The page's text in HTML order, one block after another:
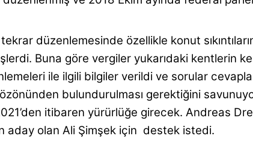
düzenlemesinde özellikle konut
Buna göre vergiler yukarıdaki kentlerin
ile ilgili bilgiler verildi ve sorular
bulundurulması gerektiğini
itibaren yürürlüğe girecek. Andreas
aday olan Ali Şimşek için destek istedi.